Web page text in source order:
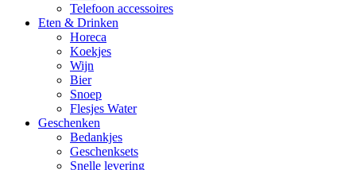
Telefoon accessoires
Eten & Drinken
Horeca
Koekjes
Wijn
Bier
Snoep
Flesjes Water
Geschenken
Bedankjes
Geschenksets
Snelle levering